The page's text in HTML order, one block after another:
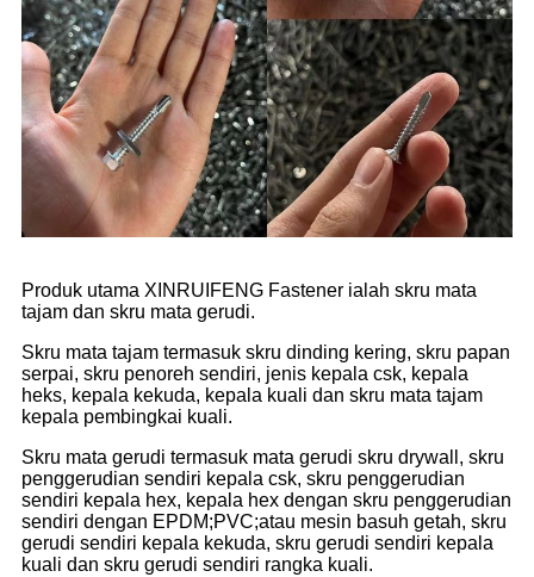
Produk utama XINRUIFENG Fastener ialah skru mata
tajam dan skru mata gerudi.
Skru mata tajam termasuk skru dinding kering, skru papan
serpai, skru penoreh sendiri, jenis kepala csk, kepala
heks, kepala kekuda, kepala kuali dan skru mata tajam
kepala pembingkai kuali.
Skru mata gerudi termasuk mata gerudi skru drywall, skru
penggerudian sendiri kepala csk, skru penggerudian
sendiri kepala hex, kepala hex dengan skru penggerudian
sendiri dengan EPDM;PVC;atau mesin basuh getah, skru
gerudi sendiri kepala kekuda, skru gerudi sendiri kepala
kuali dan skru gerudi sendiri rangka kuali.